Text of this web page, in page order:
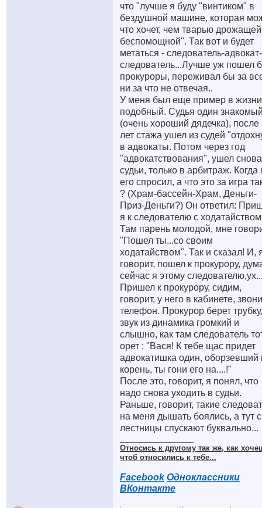
что "лучше я буду "винтиком" в
бездушной машине, которая
что хочет, чем тварью
беспомощной". Так вот и будет
метаться - следователь-адвокат-
следователь...Лучше уж пошел
прокуроры, переживал бы за
ни за что не отвечая..
У меня был еще пример в жизни
подобный. Судья один
(очень хороший дядечка), после
лет стажа ушел из судей
в адвокаты. Потом через год
"адвокатствования", ушел
судьи, только в арбитраж. Когда
его спросил, а что это за игра
? (Храм-бассейн-Храм, Деньги-
Приз-Деньги?) Он ответил:
я к следователю с
Там парень молодой, мне
"Пошел ты...со своим
ходатайством". Так и сказал! И,
говорит, пошел к прокурору,
сейчас я этому
Пришел к прокурору, сидим,
говорит, у него в кабинете,
телефон. Прокурор берет
звук из динамика громкий и
слышно, как там следователь
орет : "Вася! К тебе щас придет
адвокатишка один, оборзевший
корень, ты гони его на....!"
После это, говорит, я понял, что
надо снова уходить в судьи.
Раньше, говорит, такие
на меня дышать боялись, а тут с
лестницы спускают буквально...
Относись к другому так же, как
чтоб относились к тебе...
Facebook Одноклассники
ВКонтакте